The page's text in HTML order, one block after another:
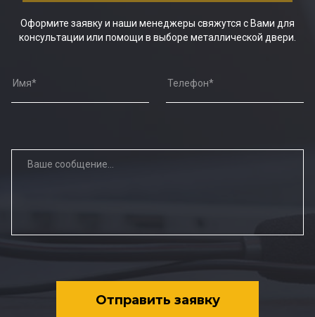
Оформите заявку и наши менеджеры свяжутся с Вами для
консультации или помощи в выборе металлической двери.
Отправить заявку